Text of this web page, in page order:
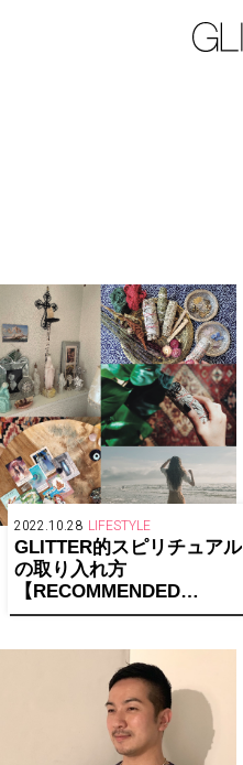
2022.10.28 LIFESTYLE
GLITTER的スピリチュアル
の取り入れ方
【RECOMMENDED
SPIRITUAL LIFE】